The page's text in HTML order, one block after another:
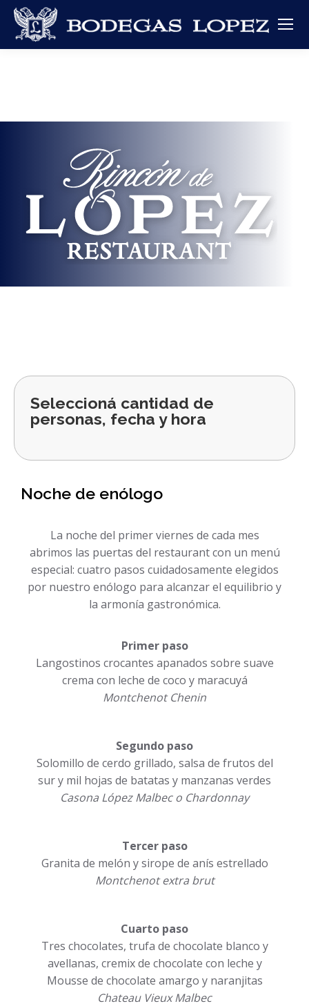
Noche de enólogo
La noche del primer viernes de cada mes
abrimos las puertas del restaurant con un menú
especial: cuatro pasos cuidadosamente elegidos
por nuestro enólogo para alcanzar el equilibrio y
la armonía gastronómica.
Primer paso
Langostinos crocantes apanados sobre suave
crema con leche de coco y maracuyá
Montchenot Chenin
Segundo paso
Solomillo de cerdo grillado, salsa de frutos del
sur y mil hojas de batatas y manzanas verdes
Casona López Malbec o Chardonnay
Tercer paso
Granita de melón y sirope de anís estrellado
Montchenot extra brut
Cuarto paso
Tres chocolates, trufa de chocolate blanco y
avellanas, cremix de chocolate con leche y
Mousse de chocolate amargo y naranjitas
Chateau Vieux Malbec
Seleccioná cantidad de
personas, fecha y hora